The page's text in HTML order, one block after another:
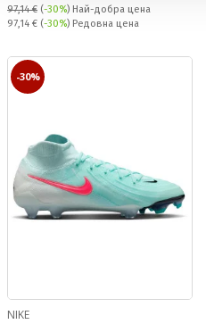
97,14 € (-30%) Най-добра цена
Редовна цена:
97,14 € (-30%) Редовна цена
-30%
NIKE